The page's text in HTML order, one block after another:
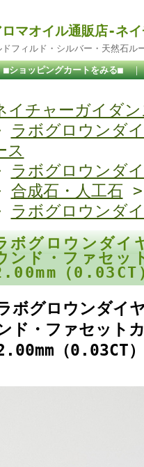
マオイル通販店-ネ
フィルド・シルバー・天然石ル
■ショッピングカートをみる■
イチャーガイダン
ラボグロウンダ
ス
ラボグロウンダ
合成石・人工石
ラボグロウンダ
ボグロウンダイ
ンド・ファセッ
（
ボグロウンダイ
ド・ファセット
（0.03CT